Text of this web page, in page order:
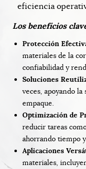
eficiencia
Los beneficios
Protección
materiales de la
confiabilidad y
Soluciones
veces, apoyando
empaque.
Optimización de
reducir tareas
ahorrando tiempo
Aplicaciones
materiales,